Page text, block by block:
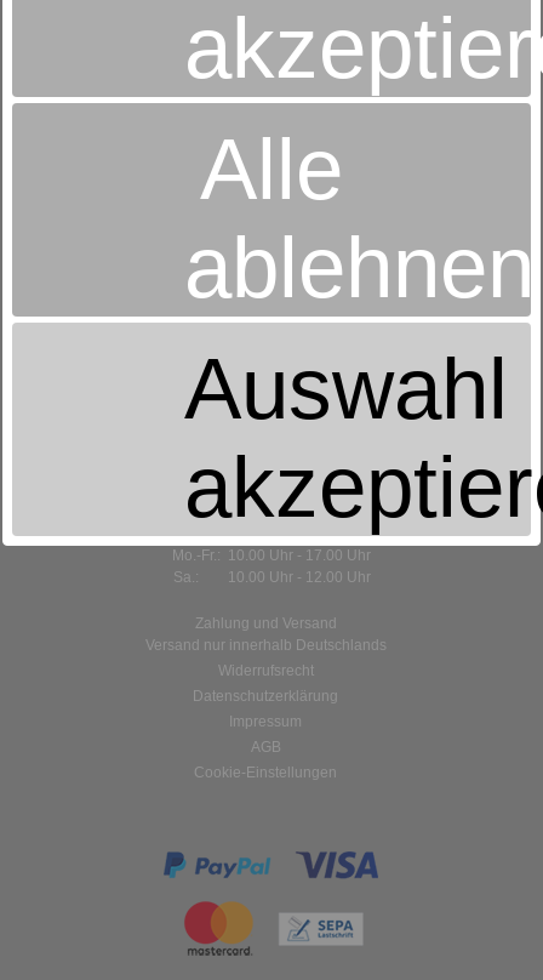
Inh. Alexander Heymann e.K.
Alfred-Brodauf-Str. 16
08280 Aue
03771-26346
Betten-Radtke
09111 Chemnitz
Stammhaus Aue
Mo.-Fr.: 9.00 Uhr - 18.00 Uhr
Sa.: 9.00 Uhr - 12.00 Uhr
Filiale Chemnitz
Mo.-Fr.: 10.00 Uhr - 17.00 Uhr
Sa.: 10.00 Uhr - 12.00 Uhr
Zahlung und Versand
Versand nur innerhalb Deutschlands
Widerrufsrecht
Datenschutzerklärung
Impressum
AGB
Cookie-Einstellungen
Alle
ablehnen
Auswahl